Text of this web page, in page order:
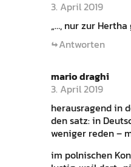
3. April 2019
„…, nur zur
Antworten
mario draghi
3. April 2019
herausragend in
den satz: in
weniger reden –
im polnischen